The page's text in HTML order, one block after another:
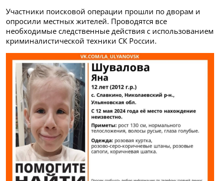
Участники поисковой операции прошли по дворам и
опросили местных жителей. Проводятся все
необходимые следственные действия с использованием
криминалистической техники СК России.